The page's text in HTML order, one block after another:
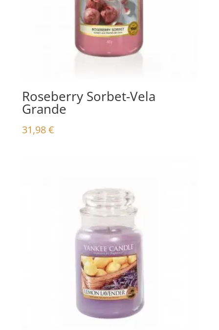
Roseberry Sorbet-Vela
Grande
31,98€